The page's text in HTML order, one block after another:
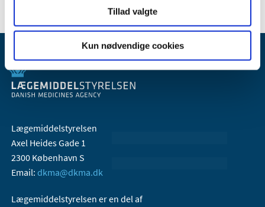
Tillad valgte
Kun nødvendige cookies
Lægemiddelstyrelsen
Axel Heides Gade 1
2300 København S
Email: dkma@dkma.dk
Lægemiddelstyrelsen er en del af